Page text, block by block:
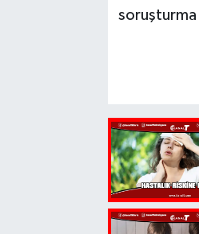
soruşturma